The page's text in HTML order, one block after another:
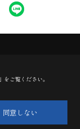
」をご覧ください。
同意しない